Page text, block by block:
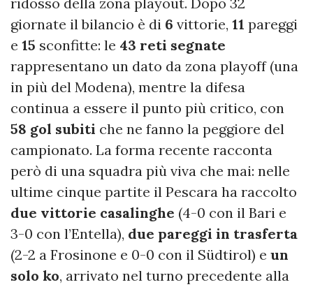
giornate il bilancio è di 6 vittorie, 11 pareggi
e 15 sconfitte: le 43 reti segnate
rappresentano un dato da zona playoff (una
in più del Modena), mentre la difesa
continua a essere il punto più critico, con
58 gol subiti che ne fanno la peggiore del
campionato. La forma recente racconta
però di una squadra più viva che mai: nelle
ultime cinque partite il Pescara ha raccolto
due vittorie casalinghe (4-0 con il Bari e
3-0 con l’Entella), due pareggi in trasferta
(2-2 a Frosinone e 0-0 con il Südtirol) e un
solo ko, arrivato nel turno precedente alla